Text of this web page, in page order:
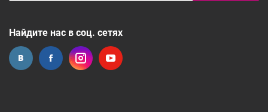
Найдите нас в соц. сетях